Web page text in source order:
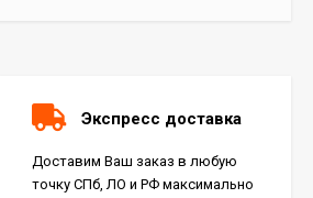
Экспресс доставка
Доставим Ваш заказ в любую
точку СПб, ЛО и РФ максимально